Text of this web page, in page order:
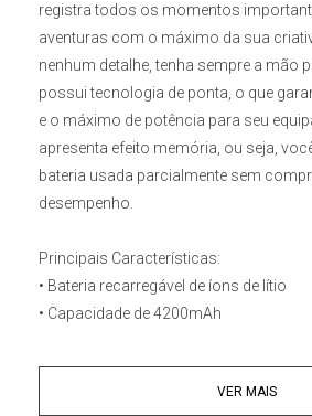
registra todos os momentos
aventuras com o máximo da sua
nenhum detalhe, tenha sempre a mão
possui tecnologia de ponta, o que
e o máximo de potência para seu
apresenta efeito memória, ou seja,
bateria usada parcialmente sem
desempenho.
Principais Características:
• Bateria recarregável de íons de lítio
• Capacidade de 4200mAh
• Tensão nominal de 7,4V
• Compacta, leve e resistenteVER MAIS